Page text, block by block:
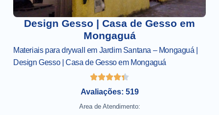
Design Gesso | Casa de Gesso em
Mongaguá
Materiais para drywall em Jardim Santana – Mongaguá |
Design Gesso | Casa de Gesso em Mongaguá
Avaliações: 519
Area de Atendimento: